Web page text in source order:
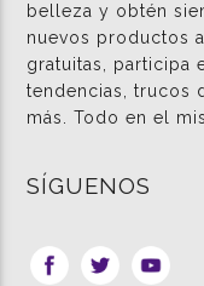
belleza y obtén
nuevos productos
gratuitas, participa
tendencias, trucos
más. Todo en el
SÍGUENOS